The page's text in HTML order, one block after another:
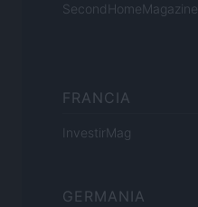
SecondHomeMagazine
FRANCIA
InvestirMag
GERMANIA